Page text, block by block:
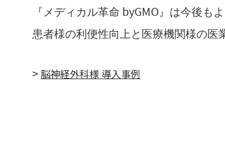
『メディカル革命 byGMO』は今後も
患者様の利便性向上と医療機関様の医
>脳神経外科様 導入事例